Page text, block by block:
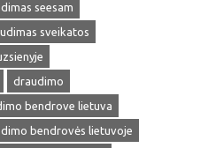
seesam
sveikatos
draudimo
bendrove lietuva
bendrovės lietuvoje